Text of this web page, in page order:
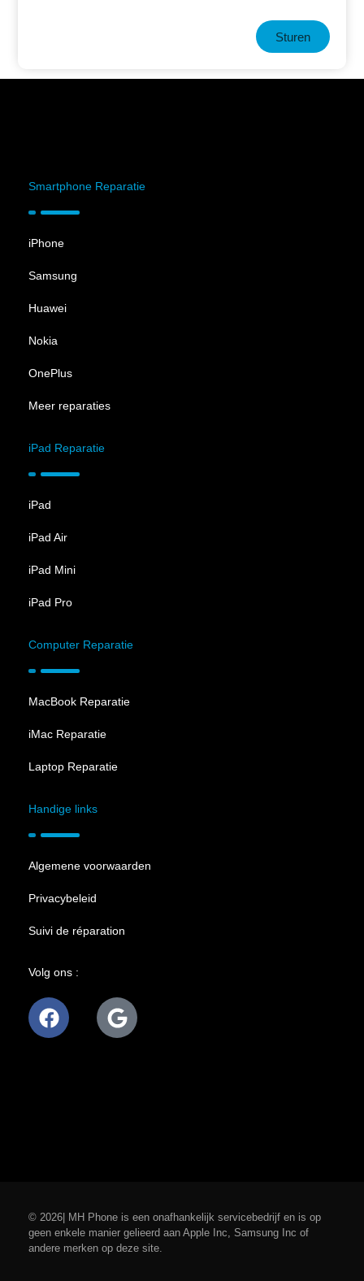
Sturen
Smartphone Reparatie
iPhone
Samsung
Huawei
Nokia
OnePlus
Meer reparaties
iPad Reparatie
iPad
iPad Air
iPad Mini
iPad Pro
Computer Reparatie
MacBook Reparatie
iMac Reparatie
Laptop Reparatie
Handige links
Algemene voorwaarden
Privacybeleid
Suivi de réparation
Volg ons :
© 2026| MH Phone is een onafhankelijk servicebedrijf en is op
geen enkele manier gelieerd aan Apple Inc, Samsung Inc of
andere merken op deze site.